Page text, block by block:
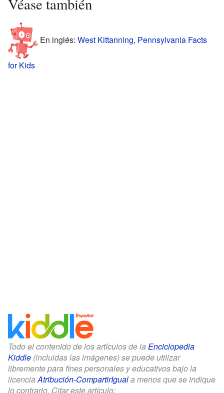
Véase también
En inglés: West Kittanning, Pennsylvania Facts
for Kids
Todo el contenido de los artículos de la Enciclopedia
Kiddle (incluidas las imágenes) se puede utilizar
libremente para fines personales y educativos bajo la
licenciaAtribución-CompartirIguala menos que se indique
lo contrario. Citar este artículo: